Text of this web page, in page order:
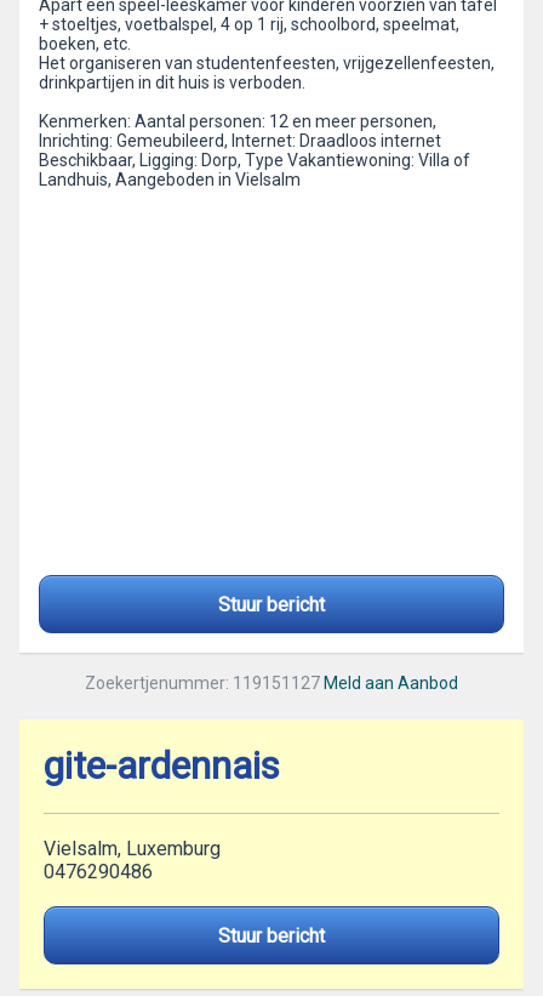
Apart een speel-leeskamer voor kinderen voorzien van tafel
+ stoeltjes, voetbalspel, 4 op 1 rij, schoolbord, speelmat,
boeken, etc.
Het organiseren van studentenfeesten, vrijgezellenfeesten,
drinkpartijen in dit huis is verboden.
Kenmerken: Aantal personen: 12 en meer personen,
Inrichting: Gemeubileerd, Internet: Draadloos internet
Beschikbaar, Ligging: Dorp, Type Vakantiewoning: Villa of
Landhuis, Aangeboden in Vielsalm
Stuur bericht
Zoekertjenummer: 119151127 Meld aan Aanbod
gite-ardennais
Vielsalm, Luxemburg
0476290486
Stuur bericht